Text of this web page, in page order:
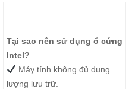
Tại sao nên sử dụng ổ cứng
Intel?
Máy tính không đủ dung
lượng lưu trữ.